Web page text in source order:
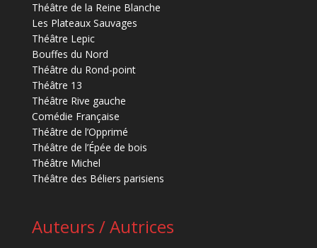
Théâtre de la Reine Blanche
Les Plateaux Sauvages
Théâtre Lepic
Bouffes du Nord
Théâtre du Rond-point
Théâtre 13
Théâtre Rive gauche
Comédie Française
Théâtre de l’Opprimé
Théâtre de l’Épée de bois
Théâtre Michel
Théâtre des Béliers parisiens
Auteurs / Autrices